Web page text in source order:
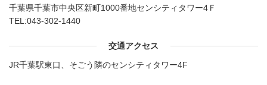
千葉県千葉市中央区新町1000番地センシティタワー4Ｆ
TEL:043-302-1440
交通アクセス
JR千葉駅東口、そごう隣のセンシティタワー4F